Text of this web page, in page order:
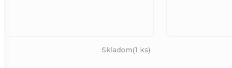
Skladom(1 ks)